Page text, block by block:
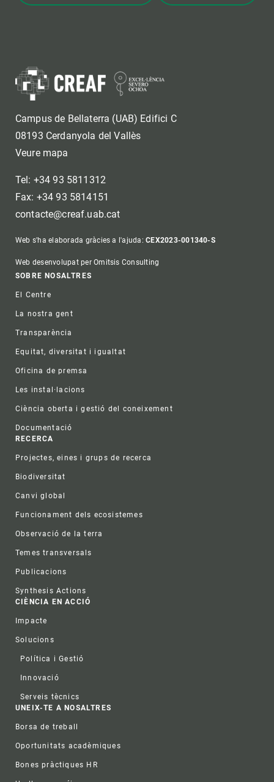
Campus de Bellaterra (UAB) Edifici C
08193 Cerdanyola del Vallès
Veure mapa
Tel: +34 93 5811312
Fax: +34 93 5814151
contacte@creaf.uab.cat
Web s'ha elaborada gràcies a l'ajuda:CEX2023-001340-S
Web desenvolupat per Omitsis Consulting
Footer
SOBRE NOSALTRES
El Centre
La nostra gent
Transparència
Equitat, diversitat i igualtat
Oficina de premsa
Les instal·lacions
Ciència oberta i gestió del coneixement
Documentació
RECERCA
Projectes, eines i grups de recerca
Biodiversitat
Canvi global
Funcionament dels ecosistemes
Observació de la terra
Temes transversals
Publicacions
Synthesis Actions
CIÈNCIA EN ACCIÓ
Impacte
Solucions
Política i Gestió
Innovació
Serveis tècnics
UNEIX-TE A NOSALTRES
Borsa de treball
Oportunitats acadèmiques
Bones pràctiques HR